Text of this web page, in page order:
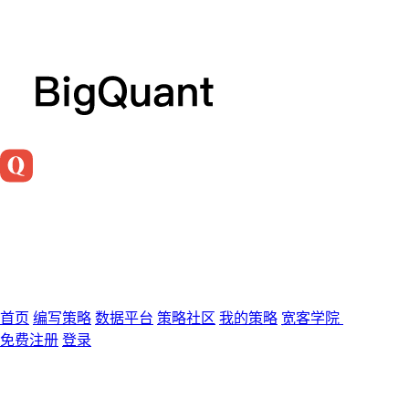
首页 编写策略 数据平台 策略社区 我的策略 宽客学院
免费注册 登录